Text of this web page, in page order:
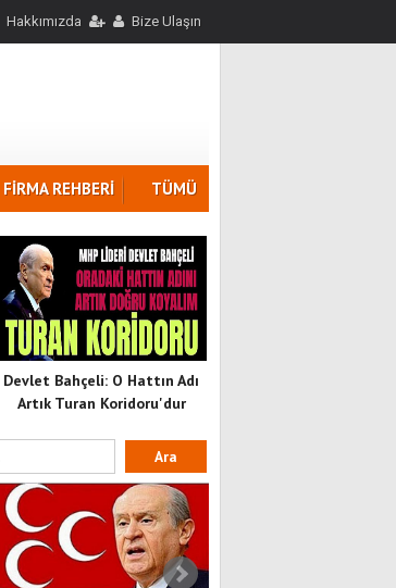
Hakkımızda Bize Ulaşın
FİRMA REHBERİ TÜMÜ
Devlet Bahçeli: O Hattın Adı
Artık Turan Koridoru'dur